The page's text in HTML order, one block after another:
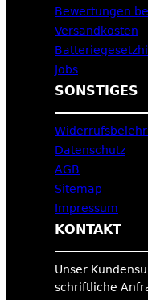
Bewertungen
Versandkosten
Jobs
SONSTIGES
Datenschutz
AGB
Sitemap
Impressum
KONTAKT
Unser
schriftliche